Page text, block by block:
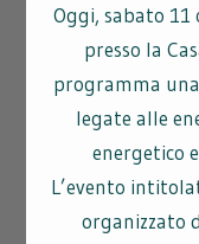
Oggi, sabato
presso la
programma
legate alle
energetico
L’evento
organizzato